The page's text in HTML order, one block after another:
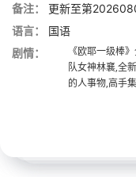
备注：
更新至第
语言：
国语
剧情：
《欧耶一级棒
队女神林襄,全
的人事物,高手